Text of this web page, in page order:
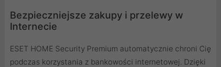
Bezpieczniejsze zakupy i przelewy w
Internecie
ESET HOME Security Premium automatycznie chroni Cię
podczas korzystania z bankowości internetowej. Dzięki